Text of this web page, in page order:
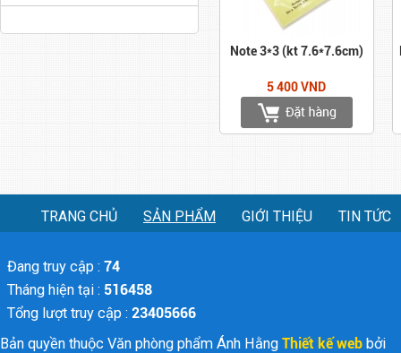
Note 3*3 (kt 7.6*7.6cm)
5 400 VND
TRANG CHỦ SẢN PHẨM GIỚI THIỆU TIN TỨC
Đang truy cập : 74
Tháng hiện tại : 516458
Tổng lượt truy cập : 23405666
Bản quyền thuộc Văn phòng phẩm Ánh Hằng Thiết kế web bởi